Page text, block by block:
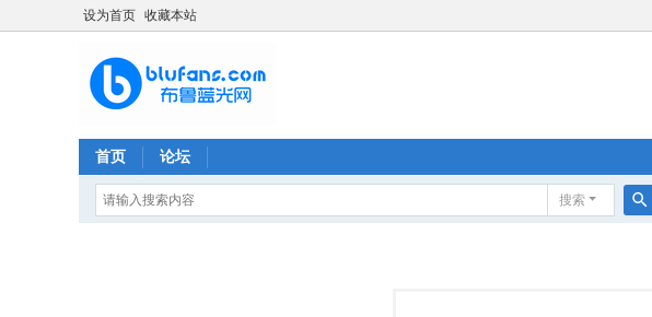
设为首页 收藏本站
首页 论坛
搜索